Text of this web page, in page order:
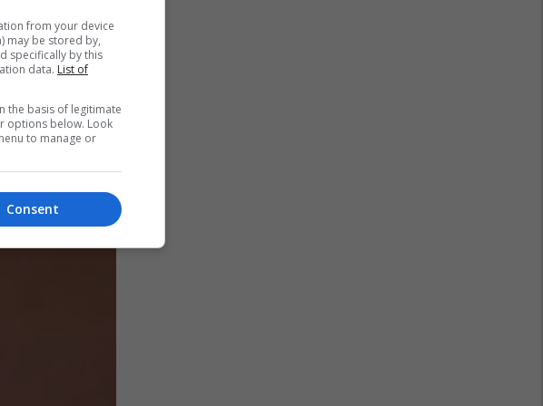
e fortë për
së Erës si
së saj
from your device
may be stored by,
specifically by this
data. List of
the basis of legitimate
options below. Look
to manage or
Consent